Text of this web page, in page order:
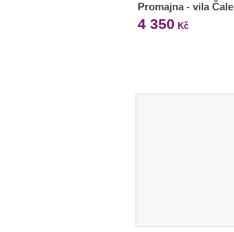
Promajna - vila Čale
4 350 Kč